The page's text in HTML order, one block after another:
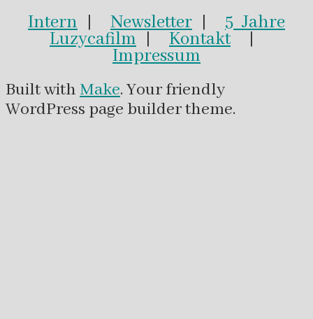
Intern | Newsletter | 5 Jahre
Luzycafilm | Kontakt|
Impressum
Built with Make. Your friendly
WordPress page builder theme.